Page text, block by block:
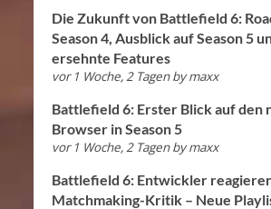
Die Zukunft von Battlefield 6:
Season 4, Ausblick auf Season 5
ersehnte Features
vor 1 Woche, 2 Tagen bymaxx
Battlefield 6: Erster Blick auf den
Browser in Season 5
vor 1 Woche, 2 Tagen bymaxx
Battlefield 6: Entwickler
Matchmaking-Kritik – Neue